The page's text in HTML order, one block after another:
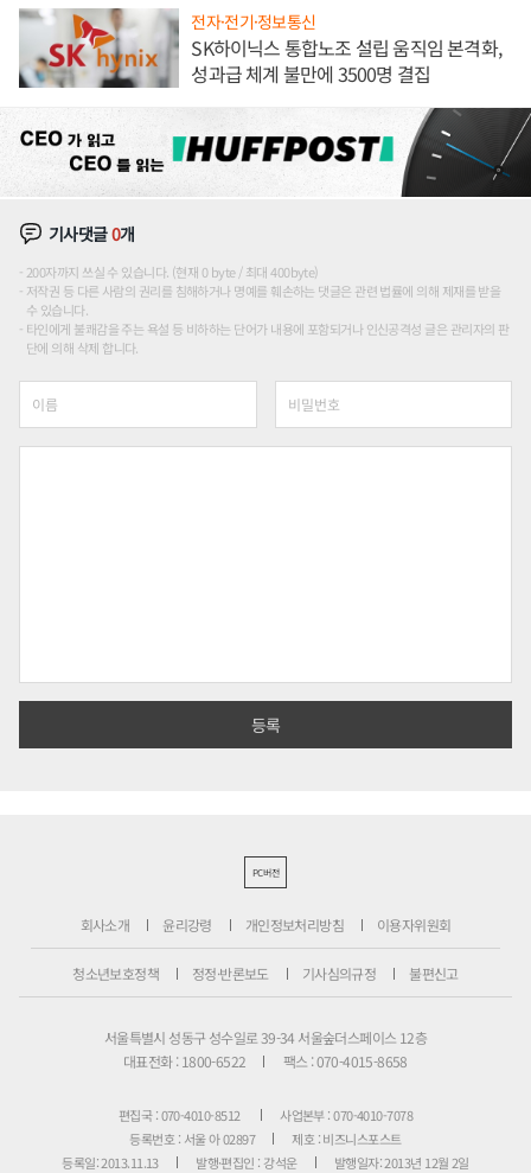
전자·전기·정보통신
SK하이닉스 통합노조 설립 움직임 본격화,
성과급 체계 불만에 3500명 결집
기사댓글0개
200자까지 쓰실 수 있습니다. (현재 0 byte / 최대 400byte)
저작권 등 다른 사람의 권리를 침해하거나 명예를 훼손하는 댓글은 관련 법률에 의해 제재를 받을
수 있습니다.
타인에게 불쾌감을 주는 욕설 등 비하하는 단어가 내용에 포함되거나 인신공격성 글은 관리자의 판
단에 의해 삭제 합니다.
PC버전
회사소개 윤리강령 개인정보처리방침 이용자위원회
청소년보호정책 정정·반론보도 기사심의규정 불편신고
서울특별시 성동구 성수일로 39-34 서울숲더스페이스 12층
대표전화 : 1800-6522
팩스 : 070-4015-8658
편집국 : 070-4010-8512
사업본부 : 070-4010-7078
등록번호 : 서울 아 02897
제호 : 비즈니스포스트
등록일: 2013.11.13
발행·편집인 : 강석운 발행일자: 2013년 12월 2일